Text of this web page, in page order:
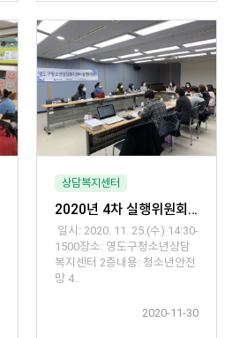
상담복지센터
2020년 4차 실행위원회
일시: 2020. 11. 25.(수) 14:30-
1500장소: 영도구청소년상담
복지센터 2층내용: 청소년안전
망 4..
2020-11-30